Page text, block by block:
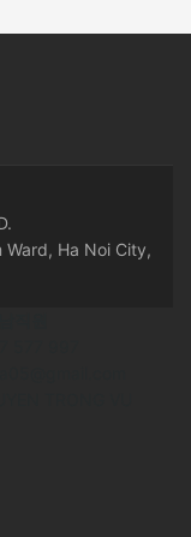
Ha Noi City,